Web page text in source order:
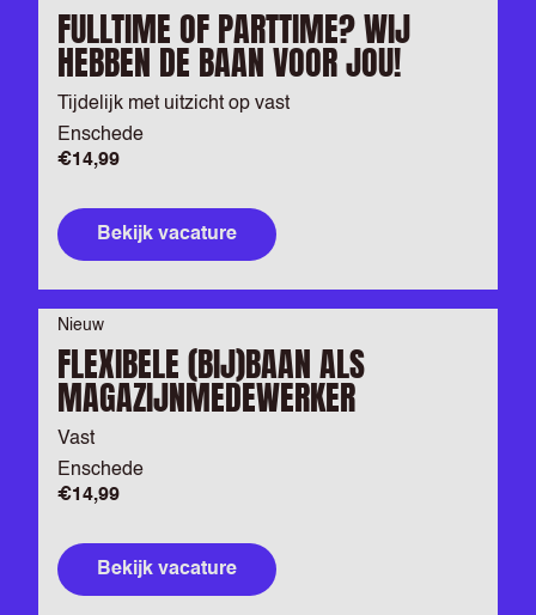
FULLTIME OF PARTTIME? WIJ
HEBBEN DE BAAN VOOR JOU!
Tijdelijk met uitzicht op vast
Enschede
€14,99
Bekijk vacature
Nieuw
FLEXIBELE (BIJ)BAAN ALS
MAGAZIJNMEDEWERKER
Vast
Enschede
€14,99
Bekijk vacature